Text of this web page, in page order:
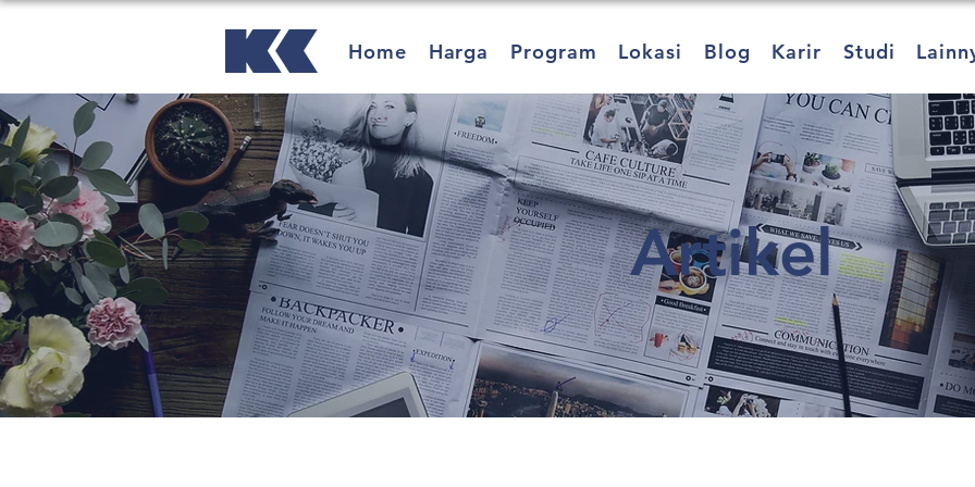
Home Harga Program Lokasi Blog Karir Studi
Artikel